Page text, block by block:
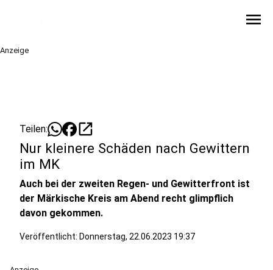
menu
Anzeige
Teilen: open_in_new
Nur kleinere Schäden nach Gewittern
im MK
Auch bei der zweiten Regen- und Gewitterfront ist
der Märkische Kreis am Abend recht glimpflich
davon gekommen.
Veröffentlicht: Donnerstag, 22.06.2023 19:37